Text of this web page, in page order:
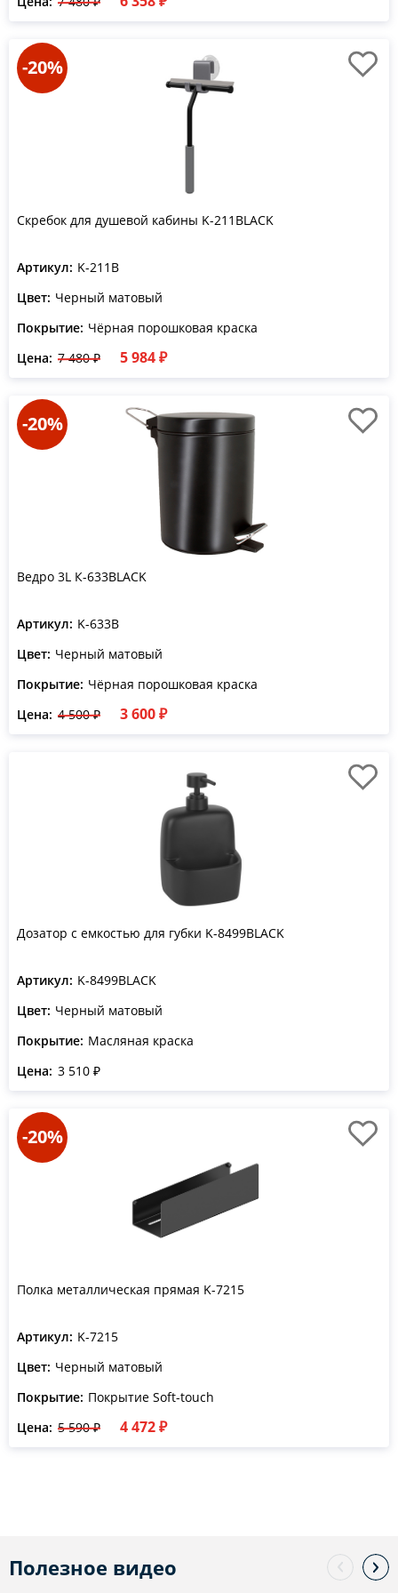
-20%
Скребок для душевой кабины K-211BLACK
Артикул: K-211B
Цвет: Черный матовый
Покрытие: Чёрная порошковая краска
Цена: 7 480 ₽ 5 984 ₽
-20%
Ведро 3L К-633BLACK
Артикул: K-633B
Цвет: Черный матовый
Покрытие: Чёрная порошковая краска
Цена: 4 500 ₽ 3 600 ₽
Дозатор с емкостью для губки K-8499BLACK
Артикул: K-8499BLACK
Цвет: Черный матовый
Покрытие: Масляная краска
Цена: 3 510 ₽
-20%
Полка металлическая прямая K-7215
Артикул: K-7215
Цвет: Черный матовый
Покрытие: Покрытие Soft-touch
Цена: 5 590 ₽ 4 472 ₽
Полезное видео